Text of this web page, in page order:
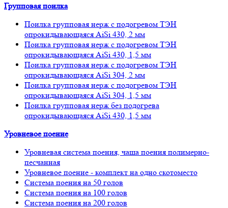
Групповая поилка
Поилка групповая нерж с подогревом ТЭН
опрокидывающаяся AiSi 430, 2 мм
Поилка групповая нерж с подогревом ТЭН
опрокидывающаяся AiSi 430, 1,5 мм
Поилка групповая нерж с подогревом ТЭН
опрокидывающаяся AiSi 304, 2 мм
Поилка групповая нерж с подогревом ТЭН
опрокидывающаяся AiSi 304, 1,5 мм
Поилка групповая нерж без подогрева
опрокидывающаяся AiSi 430, 1,5 мм
Уровневое поение
Уровневая система поения, чаша поения полимерно-
песчанная
Уровневое поение - комплект на одно скотоместо
Система поения на 50 голов
Система поения на 100 голов
Система поения на 200 голов